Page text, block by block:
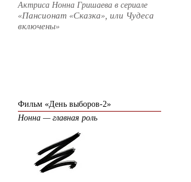
Актриса Нонна Гришаева в сериале
«Пансионат «Сказка» , или Чудеса
включены»
Фильм «День выборов-2»
Нонна — главная роль